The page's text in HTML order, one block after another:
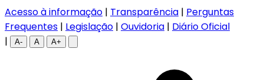
Acesso à informação | Transparência | Perguntas
Frequentes | Legislação | Ouvidoria | Diário Oficial
|
A- A A+